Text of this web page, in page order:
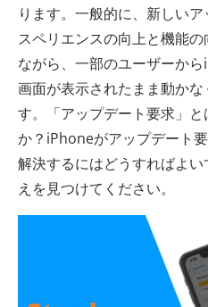
ります。一般的に、新しい
スペリエンスの向上と機能
ながら、一部のユーザーか
画面が表示されたまま動か
す。「アップデート要求」
か？iPhoneがアップデート
解決するにはどうすればよ
えを見つけてください。